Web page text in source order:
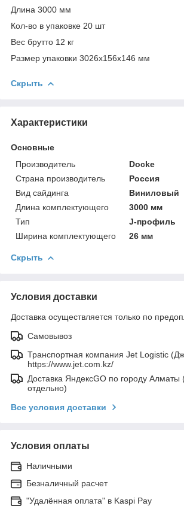
Длина 3000 мм
Кол-во в упаковке 20 шт
Вес брутто 12 кг
Размер упаковки 3026x156x146 мм
Скрыть
Характеристики
Основные
Производитель
Docke
Страна производитель
Россия
Вид сайдинга
Виниловый
Длина комплектующего
3000 мм
Тип
J-профиль
Ширина комплектующего
26 мм
Скрыть
Условия доставки
Доставка осуществляется только по
Самовывоз
Транспортная компания Jet Logistic
https://www.jet.com.kz/
Доставка ЯндексGO по городу Алматы
отдельно)
Все условия доставки
Условия оплаты
Наличными
Безналичный расчет
"Удалённая оплата" в Kaspi Pay